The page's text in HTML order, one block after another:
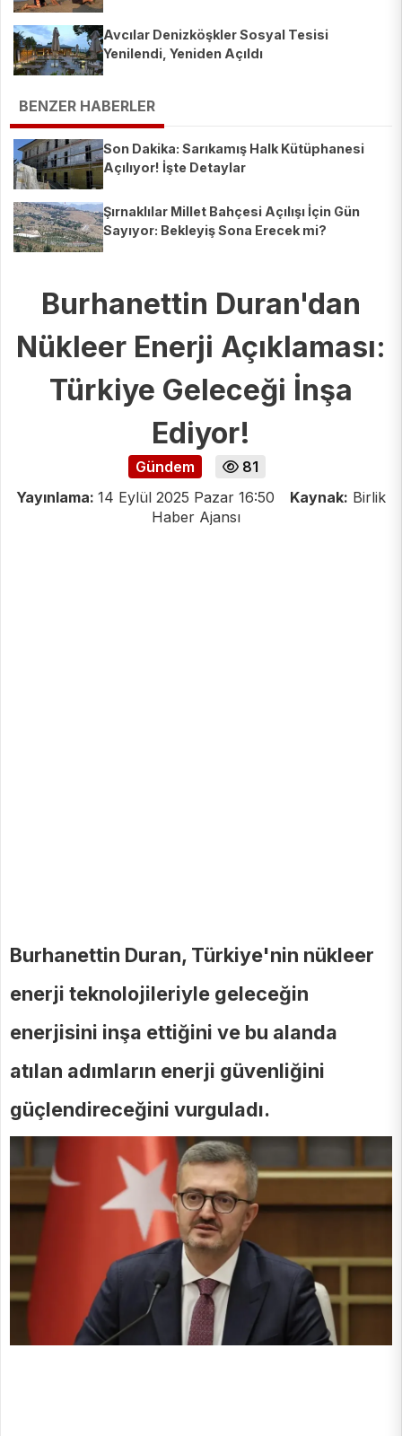
Avcılar Denizköşkler Sosyal Tesisi
Yenilendi, Yeniden Açıldı
BENZER HABERLER
Son Dakika: Sarıkamış Halk Kütüphanesi
Açılıyor! İşte Detaylar
Şırnaklılar Millet Bahçesi Açılışı İçin Gün
Sayıyor: Bekleyiş Sona Erecek mi?
Burhanettin Duran'dan
Nükleer Enerji Açıklaması:
Türkiye Geleceği İnşa
Ediyor!
Gündem
81
Yayınlama: 14 Eylül 2025 Pazar 16:50 Kaynak: Birlik
Haber Ajansı
Burhanettin Duran, Türkiye'nin nükleer
enerji teknolojileriyle geleceğin
enerjisini inşa ettiğini ve bu alanda
atılan adımların enerji güvenliğini
güçlendireceğini vurguladı.